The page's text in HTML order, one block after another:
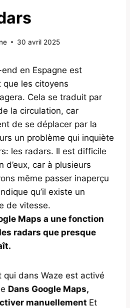
30 avril 2025
en Espagne est
que les citoyens
Cela se traduit par
la circulation, car
de se déplacer par la
un problème qui inquiète
les radars. Il est difficile
d’eux, car à plusieurs
même passer inaperçu
qu’il existe un
de vitesse.
Maps a une fonction
radars que presque
qui dans Waze est activé
Dans Google Maps,
manuellement Et